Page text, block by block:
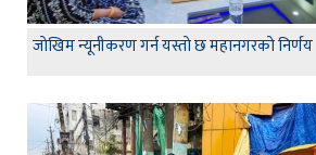
जाेखिम न्यूनीकरण गर्न यस्ताे छ महानगरकाे निर्णय